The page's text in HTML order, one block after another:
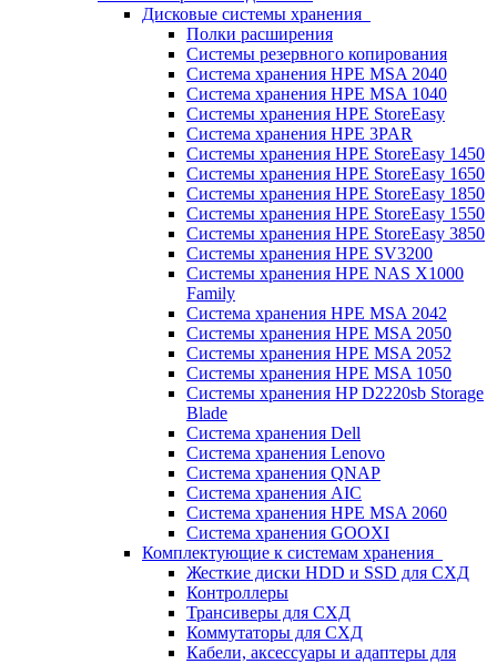
Дисковые системы хранения
Полки расширения
Системы резервного копирования
Система хранения HPE MSA 2040
Система хранения HPE MSA 1040
Системы хранения HPE StoreEasy
Система хранения HPE 3PAR
Системы хранения HPE StoreEasy 1450
Системы хранения HPE StoreEasy 1650
Системы хранения HPE StoreEasy 1850
Системы хранения HPE StoreEasy 1550
Системы хранения HPE StoreEasy 3850
Системы хранения HPE SV3200
Системы хранения HPE NAS X1000
Family
Система хранения HPE MSA 2042
Системы хранения HPE MSA 2050
Системы хранения HPE MSA 2052
Системы хранения HPE MSA 1050
Системы хранения HP D2220sb Storage
Blade
Система хранения Dell
Система хранения Lenovo
Система хранения QNAP
Система хранения AIC
Система хранения HPE MSA 2060
Система хранения GOOXI
Комплектующие к системам хранения
Жесткие диски HDD и SSD для СХД
Контроллеры
Трансиверы для СХД
Коммутаторы для СХД
Кабели, аксессуары и адаптеры для